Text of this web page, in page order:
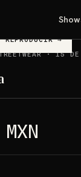
REPRODUCIR→
·15 DE